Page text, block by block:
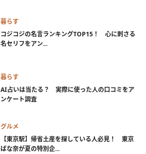
暮らす
コジコジの名言ランキングTOP15！ 心に刺さる
名セリフをアン...
暮らす
AI占いは当たる？ 実際に使った人の口コミをア
ンケート調査
グルメ
【東京駅】帰省土産を探している人必見！ 東京
ばな奈が夏の特別企...